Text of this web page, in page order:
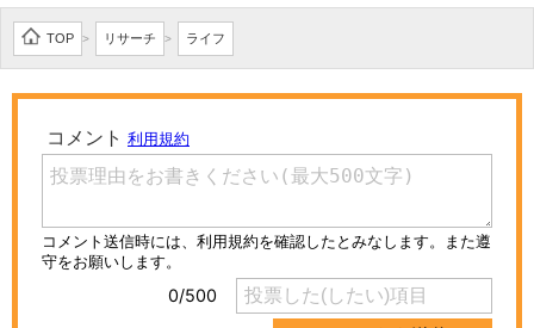
TOP > リサーチ > ライフ